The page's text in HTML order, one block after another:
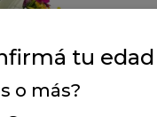
tu edad
o más?